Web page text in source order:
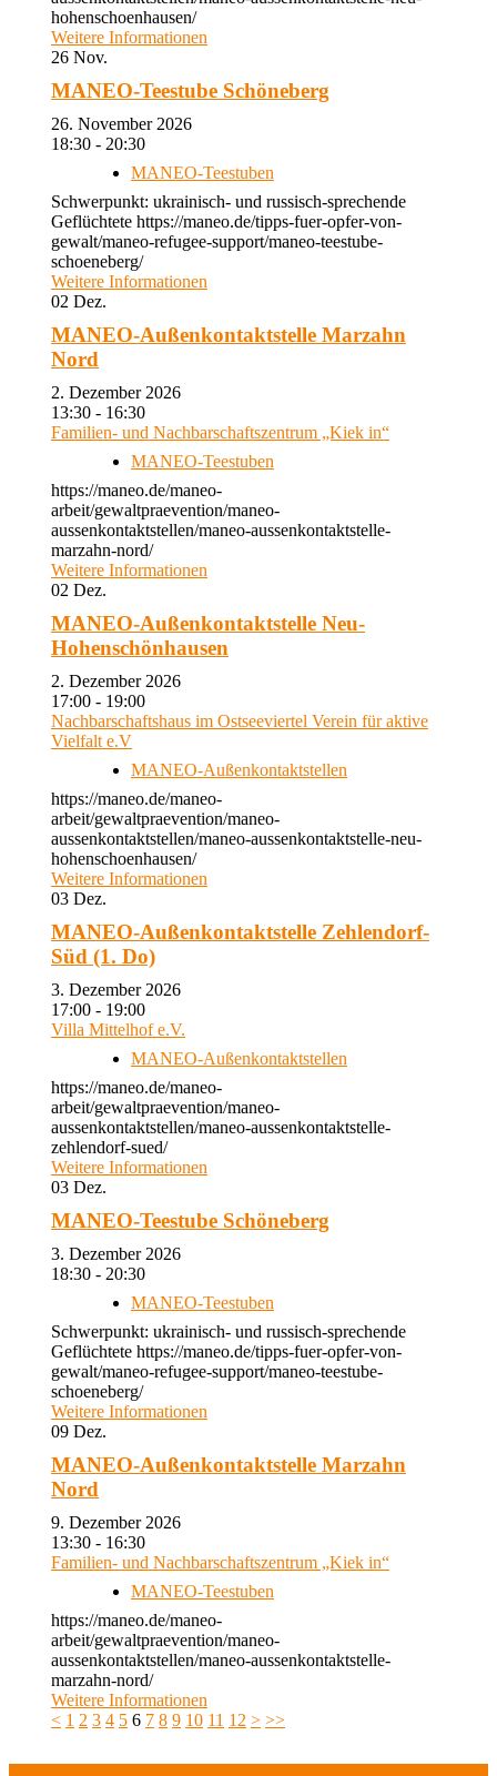
hohenschoenhausen/
Weitere Informationen
26 Nov.
MANEO-Teestube Schöneberg
26. November 2026
18:30 - 20:30
MANEO-Teestuben
Schwerpunkt: ukrainisch- und russisch-sprechende
Geflüchtete https://maneo.de/tipps-fuer-opfer-von-
gewalt/maneo-refugee-support/maneo-teestube-
schoeneberg/
Weitere Informationen
02 Dez.
MANEO-Außenkontaktstelle Marzahn
Nord
2. Dezember 2026
13:30 - 16:30
Familien- und Nachbarschaftszentrum „Kiek in“
MANEO-Teestuben
https://maneo.de/maneo-
arbeit/gewaltpraevention/maneo-
aussenkontaktstellen/maneo-aussenkontaktstelle-
marzahn-nord/
Weitere Informationen
02 Dez.
MANEO-Außenkontaktstelle Neu-
Hohenschönhausen
2. Dezember 2026
17:00 - 19:00
Nachbarschaftshaus im Ostseeviertel Verein für aktive
Vielfalt e.V
MANEO-Außenkontaktstellen
https://maneo.de/maneo-
arbeit/gewaltpraevention/maneo-
aussenkontaktstellen/maneo-aussenkontaktstelle-neu-
hohenschoenhausen/
Weitere Informationen
03 Dez.
MANEO-Außenkontaktstelle Zehlendorf-
Süd (1. Do)
3. Dezember 2026
17:00 - 19:00
Villa Mittelhof e.V.
MANEO-Außenkontaktstellen
https://maneo.de/maneo-
arbeit/gewaltpraevention/maneo-
aussenkontaktstellen/maneo-aussenkontaktstelle-
zehlendorf-sued/
Weitere Informationen
03 Dez.
MANEO-Teestube Schöneberg
3. Dezember 2026
18:30 - 20:30
MANEO-Teestuben
Schwerpunkt: ukrainisch- und russisch-sprechende
Geflüchtete https://maneo.de/tipps-fuer-opfer-von-
gewalt/maneo-refugee-support/maneo-teestube-
schoeneberg/
Weitere Informationen
09 Dez.
MANEO-Außenkontaktstelle Marzahn
Nord
9. Dezember 2026
13:30 - 16:30
Familien- und Nachbarschaftszentrum „Kiek in“
MANEO-Teestuben
https://maneo.de/maneo-
arbeit/gewaltpraevention/maneo-
aussenkontaktstellen/maneo-aussenkontaktstelle-
marzahn-nord/
Weitere Informationen
< 1 2 3 4 5 6 7 8 9 10 11 12 > >>